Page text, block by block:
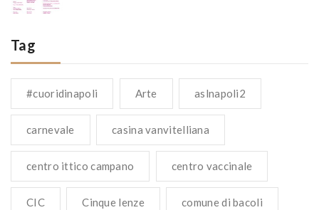
Tag
#cuoridinapoli Arte aslnapoli2
carnevale casina vanvitelliana
centro ittico campano centro vaccinale
CIC Cinque lenze comune di bacoli